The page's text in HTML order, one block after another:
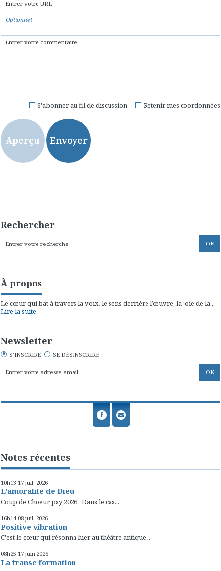
Optionnel
Retenir mes coordonnées
S'abonner au fil de discussion
Rechercher
À propos
Le cœur qui bat à travers la voix, le sens derrière l’œuvre, la joie de la...
Lire la suite
Newsletter
S'INSCRIRE SE DÉSINSCRIRE
Notes récentes
10h13 17 juil. 2026
L'amoralité de Dieu
Coup de Choeur psy 2026 Dans le cas...
16h14 08 juil. 2026
Positive vibration
C'est le cœur qui résonna hier au théâtre antique...
08h25 17 juin 2026
La transe formation